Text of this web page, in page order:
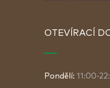
OTEVÍRACÍ
Pondělí: 11:00-